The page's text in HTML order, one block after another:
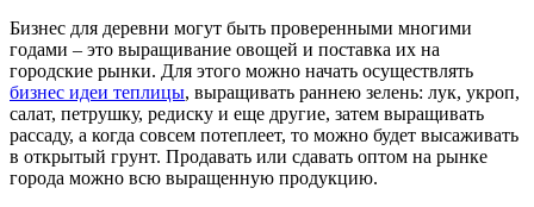
Бизнес для деревни могут быть проверенными многими
годами – это выращивание овощей и поставка их на
городские рынки. Для этого можно начать осуществлять
бизнес идеи теплицы, выращивать раннею зелень: лук, укроп,
салат, петрушку, редиску и еще другие, затем выращивать
рассаду, а когда совсем потеплеет, то можно будет высаживать
в открытый грунт. Продавать или сдавать оптом на рынке
города можно всю выращенную продукцию.